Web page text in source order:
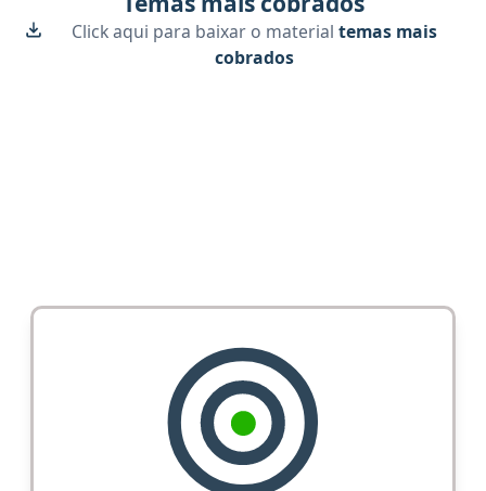
Click aqui para baixar o material temas mais
cobrados